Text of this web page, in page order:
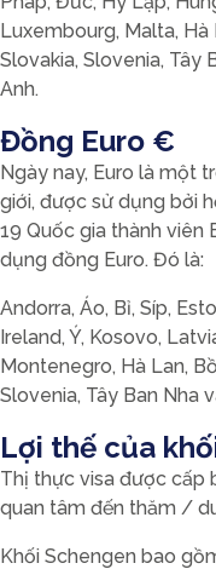
Luxembourg, Malta, Hà
Slovakia, Slovenia, Tây
Anh.
Đồng Euro €
Ngày nay, Euro là một
giới, được sử dụng bởi
19 Quốc gia thành viên
dụng đồng Euro. Đó là:
Andorra, Áo, Bỉ, Síp,
Ireland, Ý, Kosovo,
Montenegro, Hà Lan,
Slovenia, Tây Ban Nha
Lợi thế của
Thị thực visa được cấp
quan tâm đến thăm /
Khối Schengen bao